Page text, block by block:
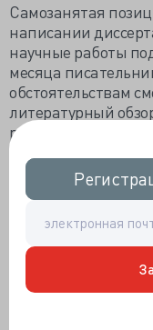
Самозанятая
написании
научные работы
месяца
обстоятельствам
литературный
рублей.
теоретическая
диссертации на
понравились.
Писательница
тема, потому что и
болезни